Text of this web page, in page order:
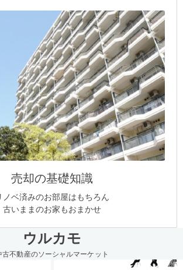
売却の基礎知識
ノベ済みのお部屋はもちろん
古いままのお家もおまかせ
ウルカモ
古不動産のソーシャルマーケット